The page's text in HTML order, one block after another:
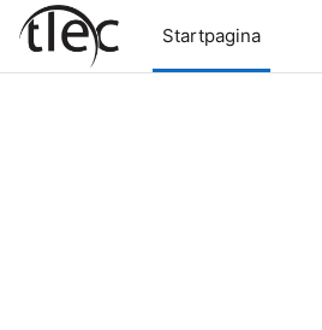
Ga naar hoofdinhoud
Startpagina